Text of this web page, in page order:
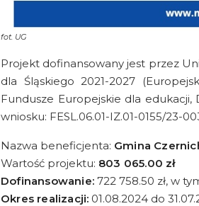
fot. UG
Projekt dofinansowany jest przez
dla Śląskiego 2021-2027
Fundusze Europejskie dla edukacji,
wniosku: FESL.06.01-IZ.01-0155/23-
Nazwa beneficjenta: Gmina
Wartość projektu: 803 065.00 zł
Dofinansowanie: 722 758.50 zł, w
Okres realizacji: 01.08.2024 do